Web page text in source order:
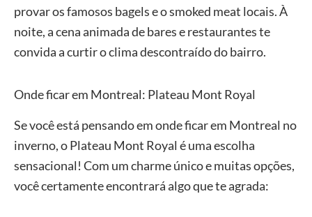
provar os famosos bagels e o smoked meat locais. À
noite, a cena animada de bares e restaurantes te
convida a curtir o clima descontraído do bairro.
Onde ficar em Montreal: Plateau Mont Royal
Se você está pensando em onde ficar em Montreal no
inverno, o Plateau Mont Royal é uma escolha
sensacional! Com um charme único e muitas opções,
você certamente encontrará algo que te agrada: